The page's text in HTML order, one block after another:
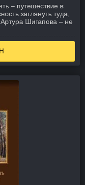
– путешествие в
заглянуть туда,
Артура Шигапова – не